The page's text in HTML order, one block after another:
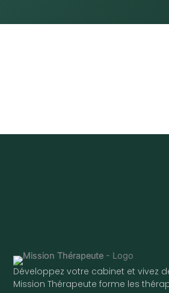
Développez votre cabinet et vivez
Mission Thérapeute forme les